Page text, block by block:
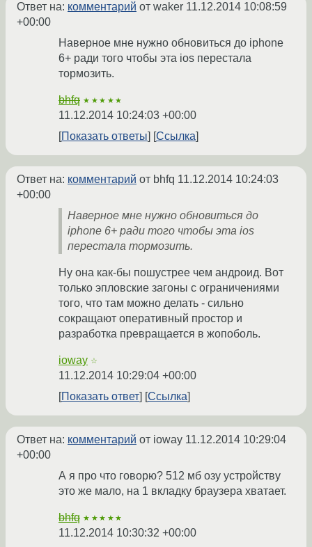
Ответ на: комментарий от waker 11.12.2014 10:08:59
+00:00
Наверное мне нужно обновиться до iphone
6+ ради того чтобы эта ios перестала
тормозить.
bhfq ★★★★★
11.12.2014 10:24:03 +00:00
Показать ответы
Ссылка
Ответ на: комментарий от bhfq 11.12.2014 10:24:03
+00:00
Наверное мне нужно обновиться до
iphone 6+ ради того чтобы эта ios
перестала тормозить.
Ну она как-бы пошустрее чем андроид. Вот
только эпловские загоны с ограничениями
того, что там можно делать - сильно
сокращают оперативный простор и
разработка превращается в жопоболь.
ioway ☆
11.12.2014 10:29:04 +00:00
Показать ответ
Ссылка
Ответ на: комментарий от ioway 11.12.2014 10:29:04
+00:00
А я про что говорю? 512 мб озу устройству
это же мало, на 1 вкладку браузера хватает.
bhfq ★★★★★
11.12.2014 10:30:32 +00:00